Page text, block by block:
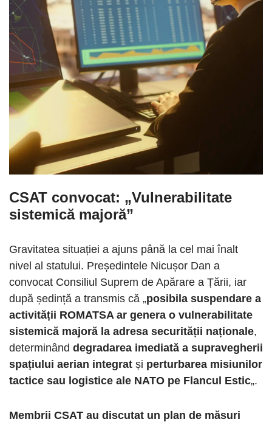
CSAT convocat: „Vulnerabilitate
sistemică majoră”
Gravitatea situației a ajuns până la cel mai înalt
nivel al statului. Președintele Nicușor Dan a
convocat Consiliul Suprem de Apărare a Țării, iar
după ședință a transmis că „posibila suspendare a
activității ROMATSA ar genera o vulnerabilitate
sistemică majoră la adresa securității naționale,
determinând degradarea imediată a supravegherii
spațiului aerian integrat și perturbarea misiunilor
tactice sau logistice ale NATO pe Flancul Estic„.
Membrii CSAT au discutat un plan de măsuri